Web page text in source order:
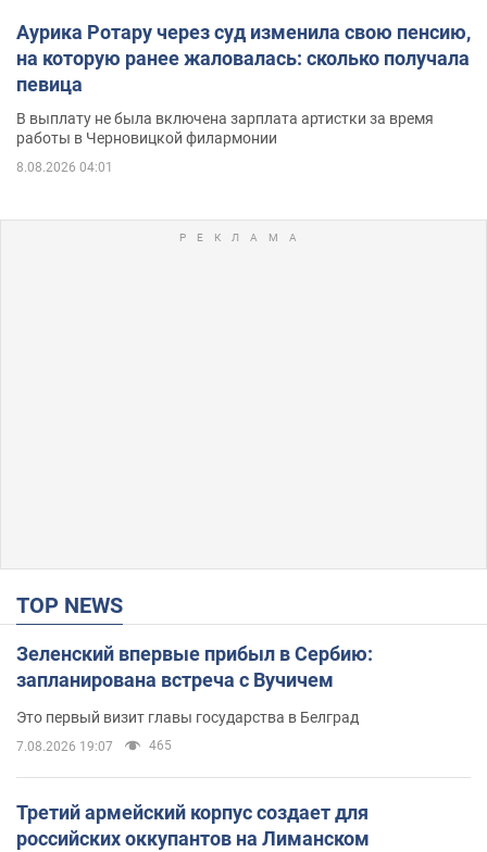
Аурика Ротару через суд изменила свою пенсию,
на которую ранее жаловалась: сколько получала
певица
В выплату не была включена зарплата артистки за время
работы в Черновицкой филармонии
8.08.2026 04:01
TOP NEWS
Зеленский впервые прибыл в Сербию:
запланирована встреча с Вучичем
Это первый визит главы государства в Белград
7.08.2026 19:07 465
Третий армейский корпус создает для
российских оккупантов на Лиманском